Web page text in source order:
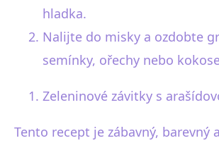
hladka.
Nalijte do misky a ozdobte
semínky, ořechy nebo
Zeleninové závitky s
Tento recept je zábavný, barevný